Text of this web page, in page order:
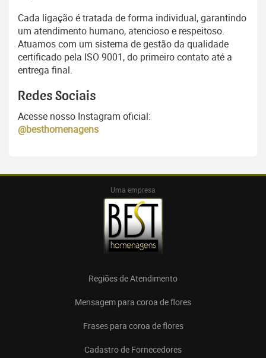
Cada ligação é tratada de forma individual, garantindo
um atendimento humano, atencioso e respeitoso.
Atuamos com um sistema de gestão da qualidade
certificado pela ISO 9001, do primeiro contato até a
entrega final.
Redes Sociais
Acesse nosso Instagram oficial:
@besthomenagens
Uma empresa
Regiões de Atendimento
Mensagem para coroa de flores
Frases para coroa de flores
Cadastro de Fornecedores